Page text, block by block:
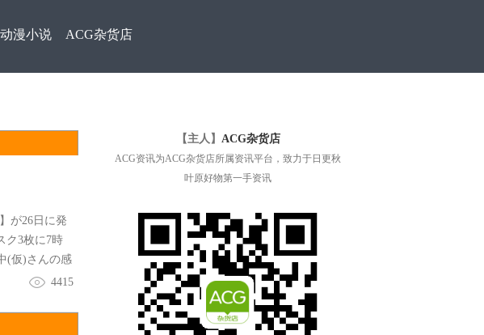
动漫小说 ACG杂货店
が26日に発
ク3枚に7時
(仮)さんの感
4415
【主人】 ACG杂货店
ACG资讯为ACG杂货店所属资讯平台，致力于日更秋
叶原好物第一手资讯